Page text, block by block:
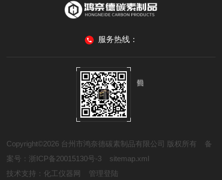
服务热线：
Copyright©2026 台州市鸿奈德碳素制品有限公司 版权所有 备
案号：浙ICP备20015130号-3
sitemap.xml
技术支持： 化工仪器网 管理登陆